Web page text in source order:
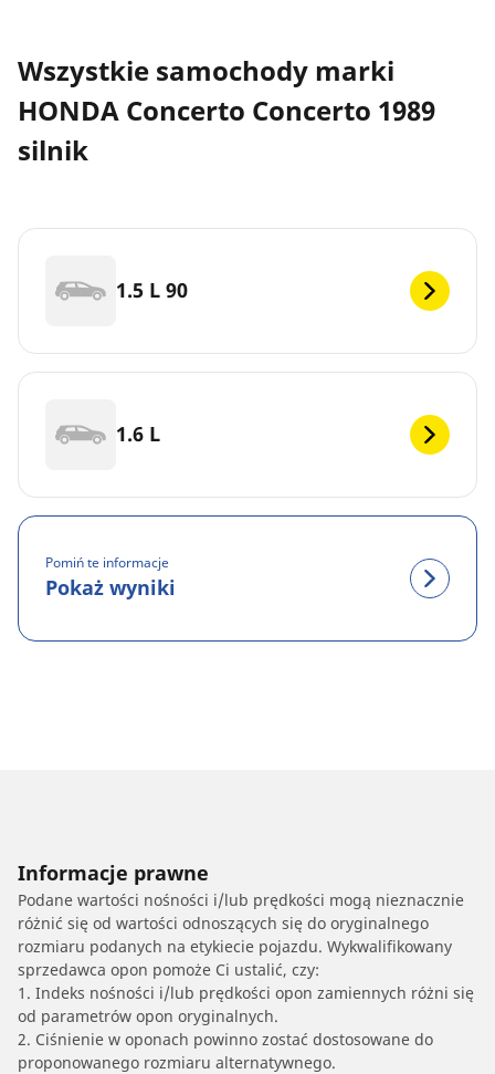
Wszystkie samochody marki
HONDA Concerto Concerto 1989
silnik
1.5 L 90
1.6 L
Pomiń te informacje
Pokaż wyniki
Informacje prawne
Podane wartości nośności i/lub prędkości mogą nieznacznie
różnić się od wartości odnoszących się do oryginalnego
rozmiaru podanych na etykiecie pojazdu. Wykwalifikowany
sprzedawca opon pomoże Ci ustalić, czy:
1. Indeks nośności i/lub prędkości opon zamiennych różni się
od parametrów opon oryginalnych.
2. Ciśnienie w oponach powinno zostać dostosowane do
proponowanego rozmiaru alternatywnego.